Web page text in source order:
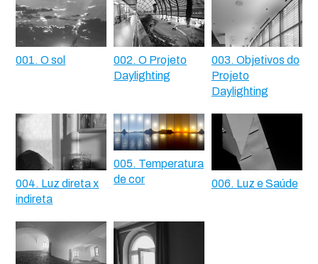
001. O sol
002. O Projeto
Daylighting
003. Objetivos do
Projeto
Daylighting
004. Luz direta x
indireta
005. Temperatura
de cor
006. Luz e Saúde